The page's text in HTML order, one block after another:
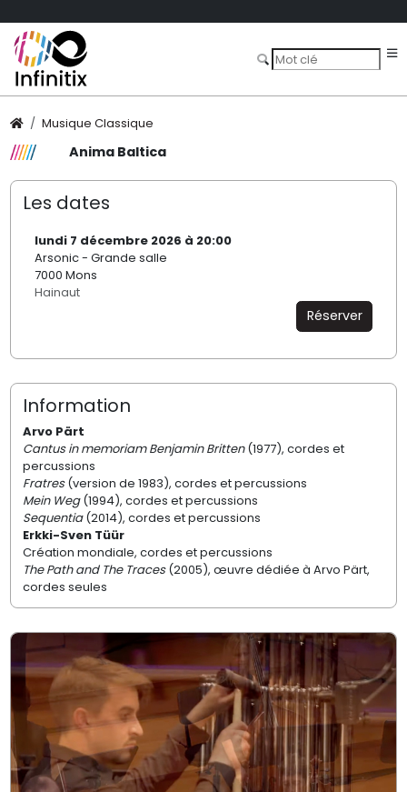
Musique Classique
Anima Baltica
Les dates
lundi 7 décembre 2026 à 20:00
Arsonic - Grande salle
7000 Mons
Hainaut
Réserver
Information
Arvo Pärt
Cantus in memoriam Benjamin Britten(1977), cordes et
percussions
Fratres(version de 1983), cordes et percussions
Mein Weg(1994), cordes et percussions
Sequentia(2014), cordes et percussions
Erkki-Sven Tüür
Création mondiale, cordes et percussions
The Path and The Traces(2005), œuvre dédiée à Arvo Pärt,
cordes seules